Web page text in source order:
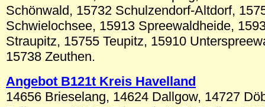
Schönwald, 15732 Schulzendorf-Altdorf,
Schwielochsee, 15913 Spreewaldheide,
Straupitz, 15755 Teupitz, 15910
15738 Zeuthen.
Angebot B121t Kreis Havelland
14656 Brieselang, 14624 Dallgow, 14727